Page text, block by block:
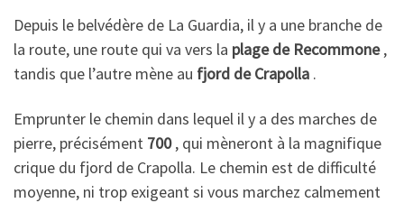
Depuis le belvédère de La Guardia, il y a une branche de
la route, une route qui va vers la plage de Recommone,
tandis que l’autre mène au fjord de Crapolla .
Emprunter le chemin dans lequel il y a des marches de
pierre, précisément 700, qui mèneront à la magnifique
crique du fjord de Crapolla. Le chemin est de difficulté
moyenne, ni trop exigeant si vous marchez calmement